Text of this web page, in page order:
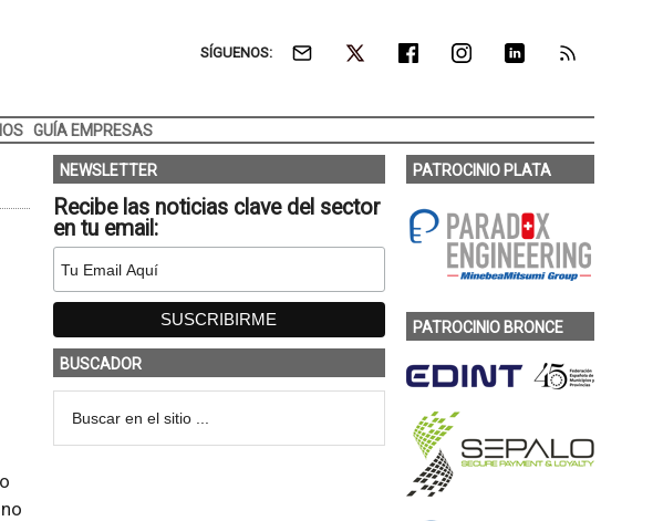
SÍGUENOS:
GUÍA EMPRESAS
NEWSLETTER
Recibe las noticias clave del sector
en tu email:
BUSCADOR
PATROCINIO PLATA
PATROCINIO BRONCE